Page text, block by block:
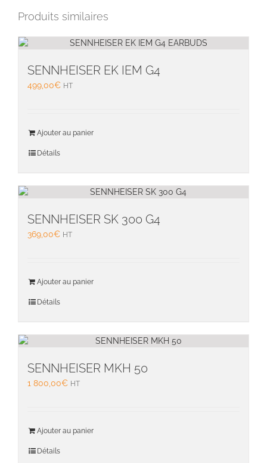
Produits similaires
SENNHEISER EK IEM G4
499,00€ HT
Ajouter au panier
Détails
SENNHEISER SK 300 G4
369,00€ HT
Ajouter au panier
Détails
SENNHEISER MKH 50
1 800,00€ HT
Ajouter au panier
Détails